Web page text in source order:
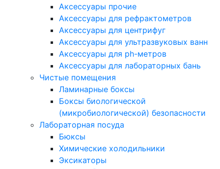
Аксессуары прочие
Аксессуары для рефрактометров
Аксессуары для центрифуг
Аксессуары для ультразвуковых ванн
Аксессуары для ph-метров
Аксессуары для лабораторных бань
Чистые помещения
Ламинарные боксы
Боксы биологической
(микробиологической) безопасности
Лабораторная посуда
Бюксы
Химические холодильники
Эксикаторы